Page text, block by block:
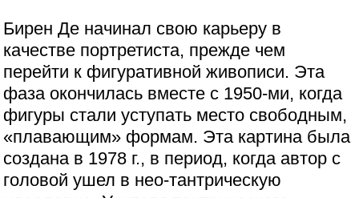
Бирен Де начинал свою карьеру в
качестве портретиста, прежде чем
перейти к фигуративной живописи. Эта
фаза окончилась вместе с 1950-ми, когда
фигуры стали уступать место свободным,
«плавающим» формам. Эта картина была
создана в 1978 г., в период, когда автор с
головой ушел в нео-тантрическую